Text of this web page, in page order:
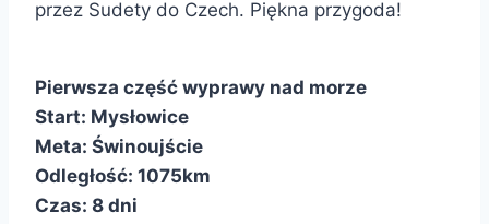
przez Sudety do Czech. Piękna przygoda!
Pierwsza część wyprawy nad morze
Start: Mysłowice
Meta: Świnoujście
Odległość: 1075km
Czas: 8 dni